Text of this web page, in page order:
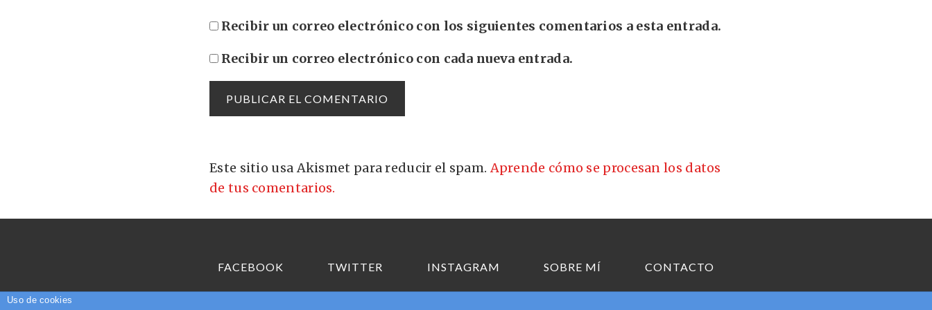
Recibir un correo electrónico con los siguientes comentarios a esta entrada.
Recibir un correo electrónico con cada nueva entrada.
Este sitio usa Akismet para reducir el spam.Aprende cómo se procesan los datos
de tus comentarios.
FACEBOOK TWITTER INSTAGRAM SOBRE MÍ CONTACTO
Copyright © 2026 Elhombredelosdosombligos.com
Uso de cookies